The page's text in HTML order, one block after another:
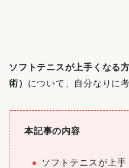
ソフトテニスが上手くなる
術） について、自分なりに
本記事の内容
ソフトテニスが上手